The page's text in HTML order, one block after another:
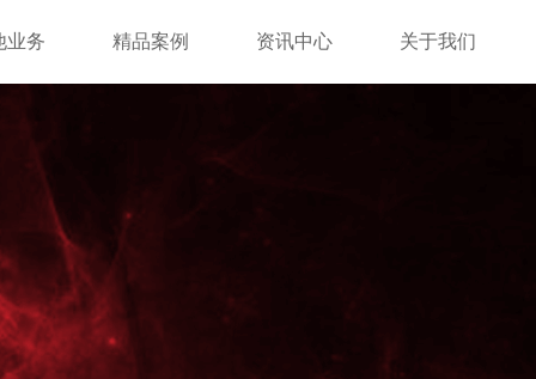
业务 精品案例 资讯中心 关于我们